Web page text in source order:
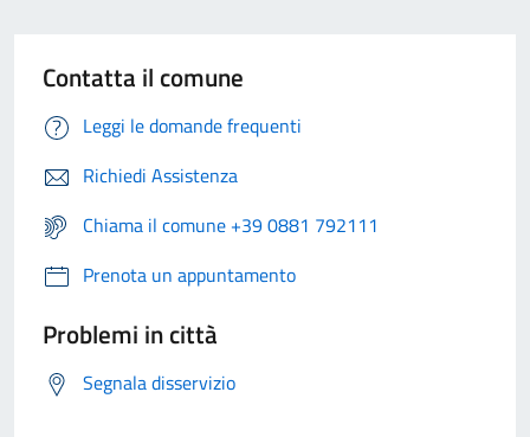
Contatta il comune
Leggi le domande frequenti
Richiedi Assistenza
Chiama il comune +39 0881 792111
Prenota un appuntamento
Problemi in città
Segnala disservizio